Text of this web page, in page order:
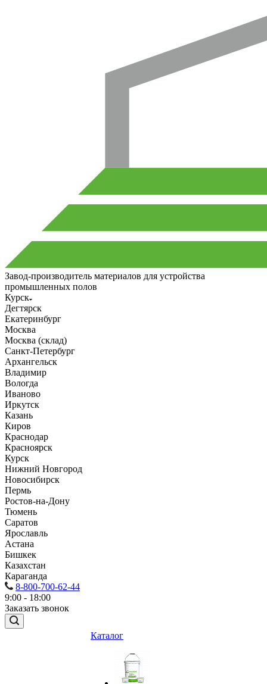
Завод-производитель материалов для устройства
промышленных полов
Курск
Дегтярск
Екатеринбург
Москва
Москва (склад)
Санкт-Петербург
Архангельск
Владимир
Вологда
Иваново
Иркутск
Казань
Киров
Краснодар
Красноярск
Курск
Нижний Новгород
Новосибирск
Пермь
Ростов-на-Дону
Тюмень
Саратов
Ярославль
Астана
Бишкек
Казахстан
Караганда
8-800-700-62-44
9:00 - 18:00
Заказать звонок
Каталог